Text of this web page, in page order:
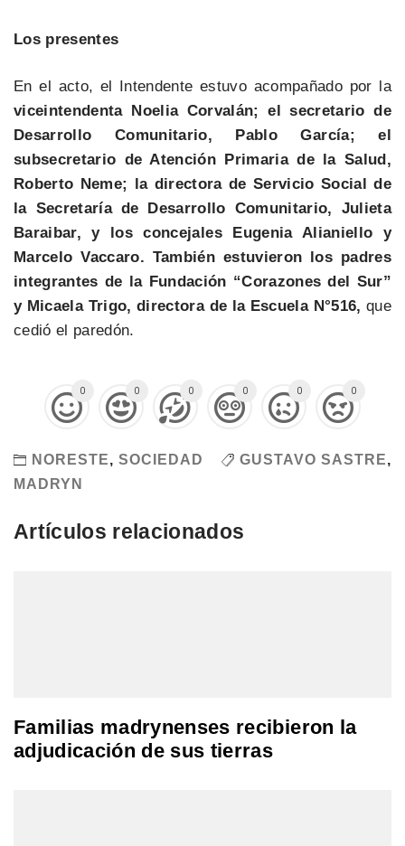
Los presentes
En el acto, el Intendente estuvo acompañado por la
viceintendenta Noelia Corvalán; el secretario de
Desarrollo Comunitario, Pablo García; el
subsecretario de Atención Primaria de la Salud,
Roberto Neme; la directora de Servicio Social de
la Secretaría de Desarrollo Comunitario, Julieta
Baraibar, y los concejales Eugenia Alianiello y
Marcelo Vaccaro. También estuvieron los padres
integrantes de la Fundación “Corazones del Sur”
y Micaela Trigo, directora de la Escuela N°516, que
cedió el paredón.
0 0 0 0 0 0
NORESTE, SOCIEDAD GUSTAVO SASTRE,
MADRYN
Artículos relacionados
Familias madrynenses recibieron la
adjudicación de sus tierras